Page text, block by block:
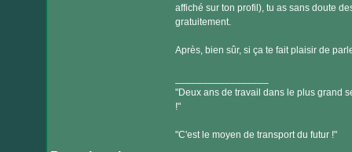
affiché sur ton profil), tu as sans doute
gratuitement.
Après, bien sûr, si ça te fait plaisir de
"Deux ans de travail dans le plus grand
!"
"C'est le moyen de transport du futur !"